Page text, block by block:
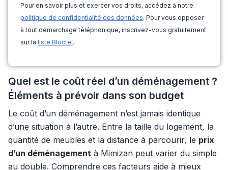
Pour en savoir plus et exercer vos droits, accédez à notre
politique de confidentialité des données. Pour vous opposer
à tout démarchage téléphonique, inscrivez-vous gratuitement
sur la liste Bloctel.
Quel est le coût réel d’un déménagement ?
Éléments à prévoir dans son budget
Le coût d’un déménagement n’est jamais identique
d’une situation à l’autre. Entre la taille du logement, la
quantité de meubles et la distance à parcourir, le prix
d’un déménagement à Mimizan peut varier du simple
au double. Comprendre ces facteurs aide à mieux